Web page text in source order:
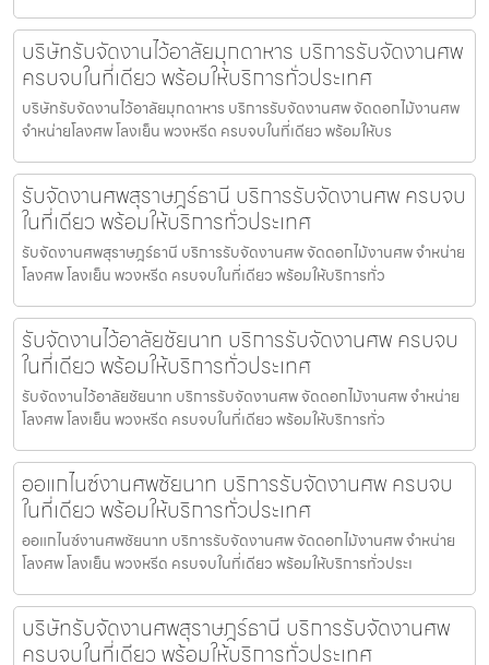
บริษัทรับจัดงานไว้อาลัยมุกดาหาร บริการรับจัดงานศพ
ครบจบในที่เดียว พร้อมให้บริการทั่วประเทศ
บริษัทรับจัดงานไว้อาลัยมุกดาหาร บริการรับจัดงานศพ จัดดอกไม้งานศพ
จำหน่ายโลงศพ โลงเย็น พวงหรีด ครบจบในที่เดียว พร้อมให้บร
รับจัดงานศพสุราษฎร์ธานี บริการรับจัดงานศพ ครบจบ
ในที่เดียว พร้อมให้บริการทั่วประเทศ
รับจัดงานศพสุราษฎร์ธานี บริการรับจัดงานศพ จัดดอกไม้งานศพ จำหน่าย
โลงศพ โลงเย็น พวงหรีด ครบจบในที่เดียว พร้อมให้บริการทั่ว
รับจัดงานไว้อาลัยชัยนาท บริการรับจัดงานศพ ครบจบ
ในที่เดียว พร้อมให้บริการทั่วประเทศ
รับจัดงานไว้อาลัยชัยนาท บริการรับจัดงานศพ จัดดอกไม้งานศพ จำหน่าย
โลงศพ โลงเย็น พวงหรีด ครบจบในที่เดียว พร้อมให้บริการทั่ว
ออแกไนซ์งานศพชัยนาท บริการรับจัดงานศพ ครบจบ
ในที่เดียว พร้อมให้บริการทั่วประเทศ
ออแกไนซ์งานศพชัยนาท บริการรับจัดงานศพ จัดดอกไม้งานศพ จำหน่าย
โลงศพ โลงเย็น พวงหรีด ครบจบในที่เดียว พร้อมให้บริการทั่วประเ
บริษัทรับจัดงานศพสุราษฎร์ธานี บริการรับจัดงานศพ
ครบจบในที่เดียว พร้อมให้บริการทั่วประเทศ